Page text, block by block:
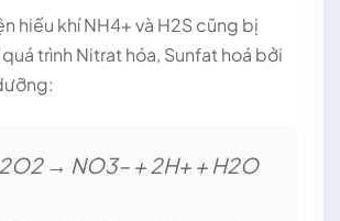
hiếu khí NH4+ và H2S cũng bị
trình Nitrat hóa, Sunfat hoá bởi
→ NO3– + 2H+ + H2O